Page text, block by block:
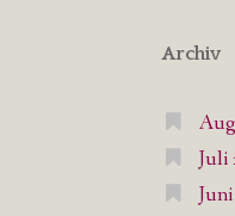
Archiv
Juli